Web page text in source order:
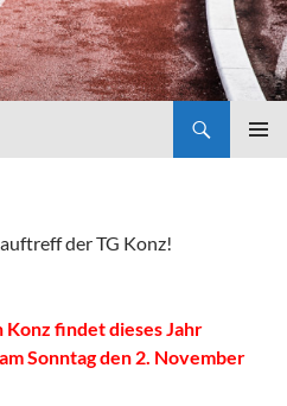
der TG Konz!
findet dieses Jahr
Sonntag den 2. November